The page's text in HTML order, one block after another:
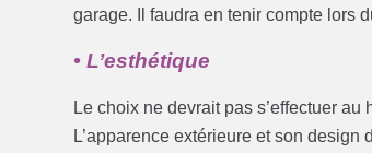
garage. Il faudra en tenir compte lors
• L’esthétique
Le choix ne devrait pas s’effectuer
L’apparence extérieure et son